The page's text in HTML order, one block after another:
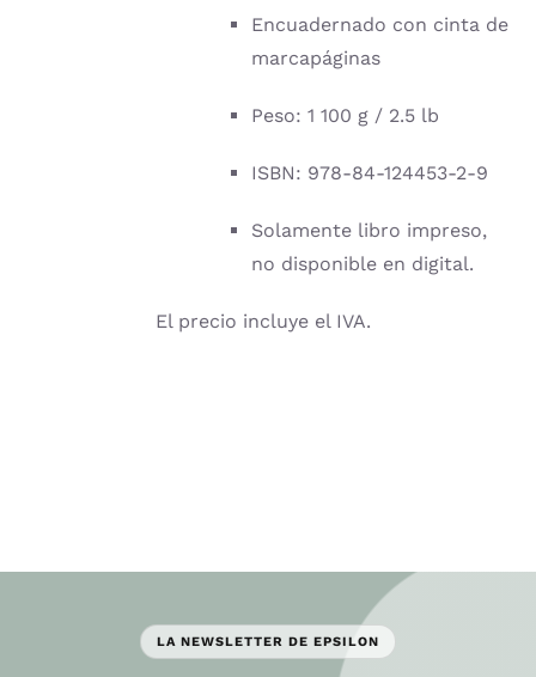
Encuadernado con cinta de
marcapáginas
Peso: 1 100 g / 2.5 lb
ISBN: 978-84-124453-2-9
Solamente libro impreso,
no disponible en digital.
El precio incluye el IVA.
LA NEWSLETTER DE EPSILON